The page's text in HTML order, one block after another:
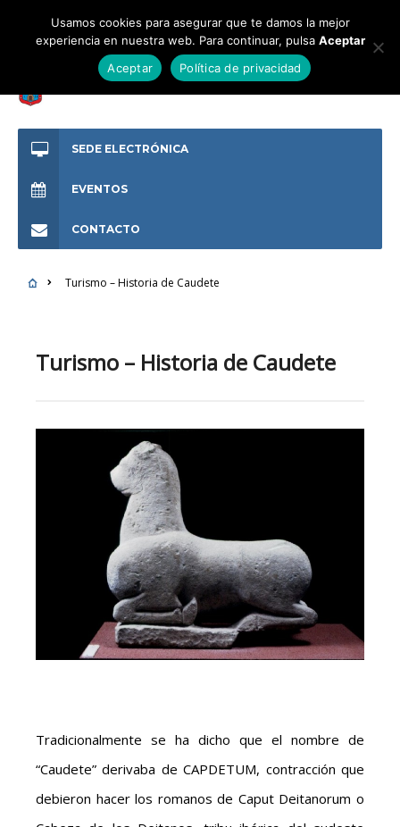
SEDE ELECTRÓNICA
EVENTOS
CONTACTO
Turismo – Historia de Caudete
Turismo – Historia de Caudete
Tradicionalmente se ha dicho que el nombre de
“Caudete” derivaba de CAPDETUM, contracción que
debieron hacer los romanos de Caput Deitanorum o
Usamos cookies para asegurar que te damos la mejor
experiencia en nuestra web. Para continuar, pulsa Aceptar
Aceptar
Política de privacidad